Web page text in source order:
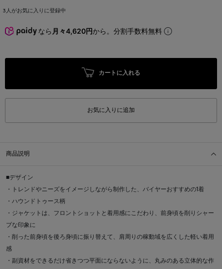
3 人がお気に入りに登録中
なら 月々4,620円から。分割手数料無料
カートに入れる
お気に入りに追加
商品説明
■デザイン
・トレンドやニーズをイメージしながら制作した、バイヤーおすすめの1着
・ハウンドトゥース柄
・ジャケットは、フロントショットと着用感にこだわり、前身頃を削りシャー
プな印象に
・削った前身頃を後ろ身頃に振り替えて、肩周りの稼動域を広くした軽い着用
感
・副資材をできるだけ省きつつ平面にならないように、丸みのある立体的な作